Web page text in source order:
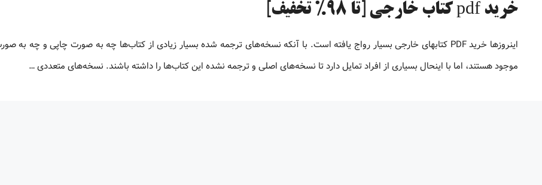
خرید pdf کتاب خارجی [تا 98% تخفیف]
موجود هستند، اما با اینحال بسیاری از افراد تمایل دارد تا نسخه‌های اصلی و ترجمه نشده این کتاب‌ها را داشته باشند. نسخه‌های متعددی …